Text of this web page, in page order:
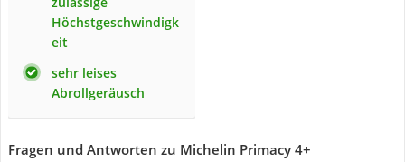
Höchstgeschwindigk
eit
sehr leises
Abrollgeräusch
Fragen und Antworten zu Michelin Primacy 4+